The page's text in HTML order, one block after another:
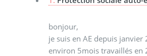
bonjour,
je suis en AE depuis
environ 5mois travaillés en